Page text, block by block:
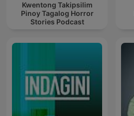
Kwentong Takipsilim
Pinoy Tagalog Horror
Stories Podcast